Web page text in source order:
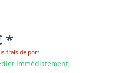
*
frais de port
immédiatement,